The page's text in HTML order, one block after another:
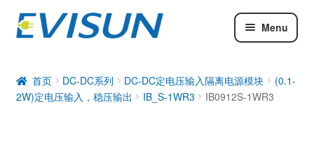
Menu
DC-DC系列
工业通信模块
首页 DC-DC系列 DC-DC定电压输入隔离电源模块
(0.1-
2W)定电压输入，稳压输出
IB_S-1WR3 IB0912S-1WR3